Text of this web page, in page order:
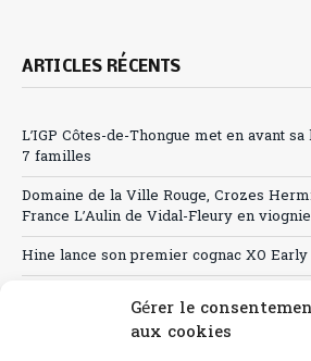
Gérer le
aux cookies
ARTICLES RÉCENTS
L’IGP Côtes-de-Thongue met en avant
7 familles
Domaine de la Ville Rouge, Crozes
France L’Aulin de Vidal-Fleury en
Hine lance son premier cognac XO Early